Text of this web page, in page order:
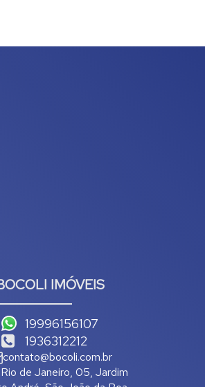
IMÓVEIS
19996156107
1936312212
contato@bocoli.com.br
de Janeiro, 05, Jardim